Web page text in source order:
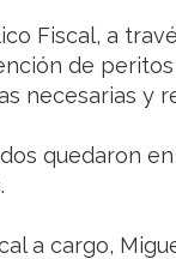
Fiscal, a
de
necesarias y
quedaron
a cargo,